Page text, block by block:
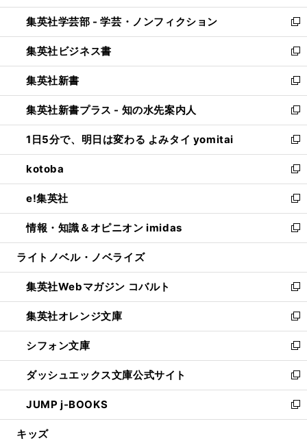
開
く
ウ
で
開
く
ン
ド
ウ
で
開
く
ウ
ィ
ン
ド
ウ
で
開
く
集英社学芸部 - 学芸・ノンフィクション
新
し
い
ウ
ィ
ン
ド
ウ
で
開
く
集英社ビジネス書
新
し
い
ウ
ィ
ン
ド
ウ
で
開
く
集英社新書
新
し
い
ウ
ィ
ン
ド
ウ
で
開
く
集英社新書プラス - 知の水先案内人
新
し
い
ウ
ィ
ン
ド
ウ
で
開
1日5分で、明日は変わる よみタイ yomitai
新
し
い
ウ
ィ
ン
ド
ウ
開
く
kotoba
新
し
い
ウ
ィ
ン
ウ
で
開
く
e!集英社
新
し
い
ウ
ン
ド
ウ
で
開
く
情報・知識＆オピニオン imidas
新
し
ウ
ィ
ン
ド
ウ
で
開
く
ライトノベル・ノベライズ
集英社Webマガジン コバルト
新
し
い
ウ
ィ
ン
ド
ウ
で
開
集英社オレンジ文庫
新
し
い
ウ
ィ
ン
ド
ウ
シフォン文庫
新
し
い
ウ
ィ
ン
ダッシュエックス文庫公式サイト
新
し
い
ウ
JUMP j-BOOKS
新
し
キッズ